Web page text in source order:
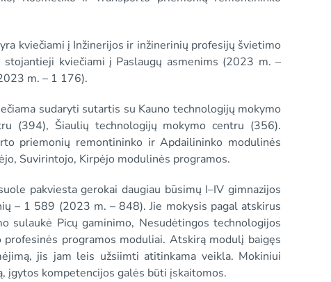
kviečiami į Inžinerijos ir inžinerinių profesijų švietimo
kviečiami į Paslaugų asmenims (2023 m. –
m. – 1 176).
sudaryti sutartis su Kauno technologijų mokymo
(394), Šiaulių technologijų mokymo centru (356).
priemonių remontininko ir Apdailininko modulinės
Suvirintojo, Kirpėjo modulinės programos.
pakviesta gerokai daugiau būsimų I–IV gimnazijos
– 1 589 (2023 m. – 848). Jie mokysis pagal atskirus
sulaukė Picų gaminimo, Nesudėtingos technologijos
programos moduliai. Atskirą modulį baigęs
jis jam leis užsiimti atitinkama veikla. Mokiniui
įgytos kompetencijos galės būti įskaitomos.